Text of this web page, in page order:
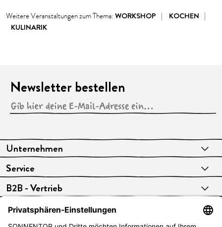
Weitere Veranstaltungen zum Thema:WORKSHOP
KOCHEN
KULINARIK
Unternehmen
Service
B2B - Vertrieb
Newsletter bestellen